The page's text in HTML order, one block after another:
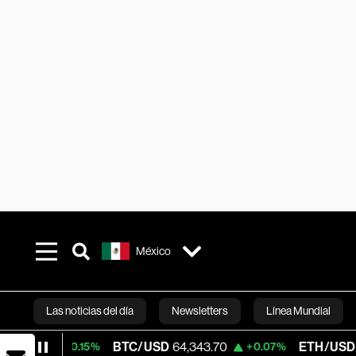
México
Las noticias del día Newsletters Línea Mundial
Bloomberg
BTC/USD 64,343.70 +0.07% ETH/USD 1,870.62